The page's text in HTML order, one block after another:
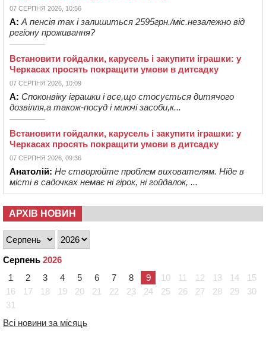
07 СЕРПНЯ 2026, 10:56
А: А пенсія так і залишиться 2595грн./міс.незалежно від
регіону проживання?
Встановити гойдалки, карусель і закупити іграшки: у
Черкасах просять покращити умови в дитсадку
07 СЕРПНЯ 2026, 10:09
А: Споконвіку іграшки і все,що стосується дитячого
дозвілля,а також-посуд і миючі засоби,к...
Встановити гойдалки, карусель і закупити іграшки: у
Черкасах просять покращити умови в дитсадку
07 СЕРПНЯ 2026, 09:36
Анатолій: Не створюйте проблем вихователям. Ніде в
місті в садочках немає ні гірок, ні гойдалок, ...
АРХІВ НОВИН
Серпень 2026
1
2 3 4 5 6 7 8 9 10 11 12 13 14
15
16
17 18 19 20 21 22 23 24 25 26 27 28 29
30
31
Всі новини за місяць